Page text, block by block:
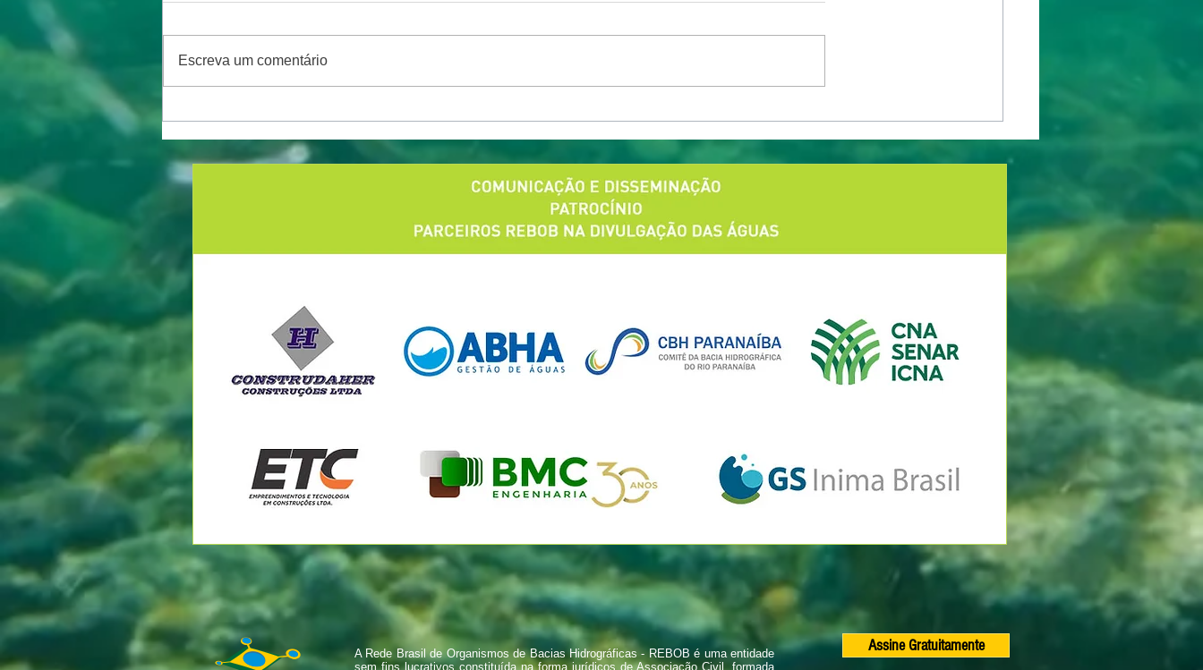
Escreva um comentário
A Rede Brasil de Organismos de Bacias Hidrográficas - REBOB é uma entidade
sem fins lucrativos constituída na forma jurídicos de Associação Civil, formada
Assine Gratuitamente